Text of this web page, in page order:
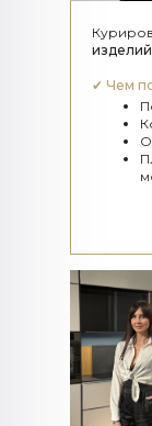
изделий
✔ Чем